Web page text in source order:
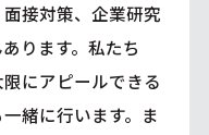
接対策、企業研究
ります。私たち
にアピールできる
緒に行います。ま